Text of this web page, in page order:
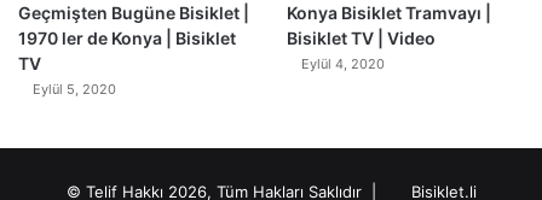
Geçmişten Bugüne Bisiklet |
1970 ler de Konya | Bisiklet
TV
Eylül 5, 2020
Konya Bisiklet Tramvayı |
Bisiklet TV | Video
Eylül 4, 2020
© Telif Hakkı 2026, Tüm Hakları Saklıdır | Bisiklet.li